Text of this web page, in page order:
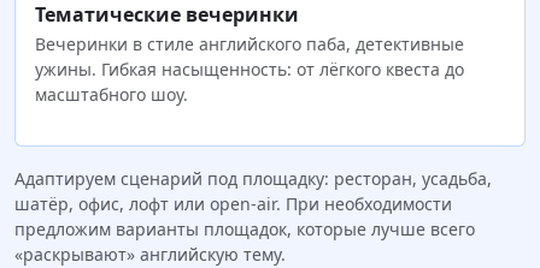
Тематические вечеринки
Вечеринки в стиле английского паба, детективные
ужины. Гибкая насыщенность: от лёгкого квеста до
масштабного шоу.
Адаптируем сценарий под площадку: ресторан, усадьба,
шатёр, офис, лофт или open‑air. При необходимости
предложим варианты площадок, которые лучше всего
«раскрывают» английскую тему.